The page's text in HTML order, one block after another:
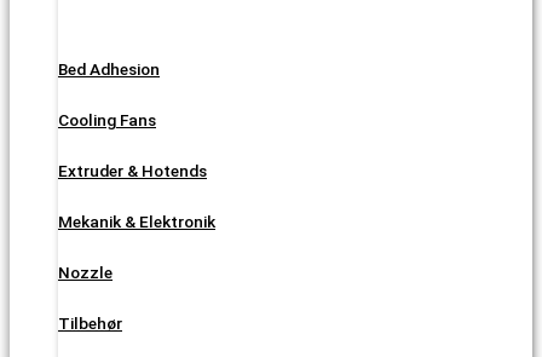
Bed Adhesion
Cooling Fans
Extruder & Hotends
Mekanik & Elektronik
Nozzle
Tilbehør